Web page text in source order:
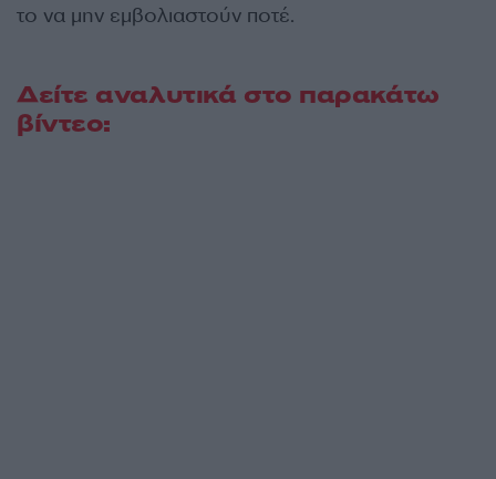
το να μην εμβολιαστούν ποτέ.
Δείτε αναλυτικά στο παρακάτω
βίντεο: